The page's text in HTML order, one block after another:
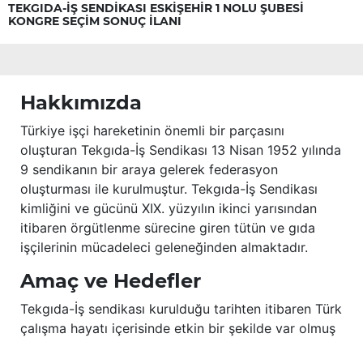
TEKGIDA-İŞ SENDİKASI ESKİŞEHİR 1 NOLU ŞUBESİ
KONGRE SEÇİM SONUÇ İLANI
Hakkımızda
Türkiye işçi hareketinin önemli bir parçasını
oluşturan Tekgıda-İş Sendikası 13 Nisan 1952 yılında
9 sendikanın bir araya gelerek federasyon
oluşturması ile kurulmuştur. Tekgıda-İş Sendikası
kimliğini ve gücünü XIX. yüzyılın ikinci yarısından
itibaren örgütlenme sürecine giren tütün ve gıda
işçilerinin mücadeleci geleneğinden almaktadır.
Amaç ve Hedefler
Tekgıda-İş sendikası kurulduğu tarihten itibaren Türk
çalışma hayatı içerisinde etkin bir şekilde var olmuş